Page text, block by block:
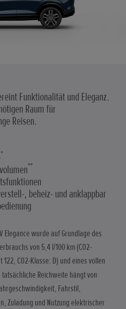
Funktionalität und Eleganz.
Raum für
Reisen.
*
**
, beheiz- und anklappbar
Elegance wurde auf Grundlage des
von 5,4 l/100 km (CO2-
CO2-Klasse: D) und eines vollen
Reichweite hängt von
Fahrstil,
Zuladung und Nutzung elektrischer